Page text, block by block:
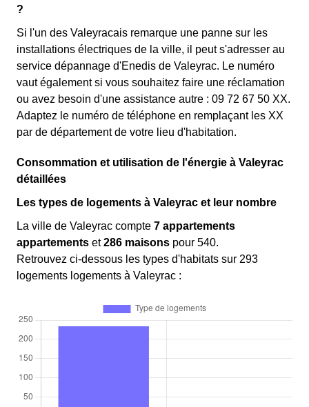
?
Si l'un des Valeyracais remarque une panne sur les
installations électriques de la ville, il peut s'adresser au
service dépannage d'Enedis de Valeyrac. Le numéro
vaut également si vous souhaitez faire une réclamation
ou avez besoin d'une assistance autre : 09 72 67 50 XX.
Adaptez le numéro de téléphone en remplaçant les XX
par de département de votre lieu d'habitation.
Consommation et utilisation de l'énergie à Valeyrac
détaillées
Les types de logements à Valeyrac et leur nombre
La ville de Valeyrac compte 7 appartements
appartements et286 maisons pour 540.
Retrouvez ci-dessous les types d'habitats sur 293
logements logements à Valeyrac :